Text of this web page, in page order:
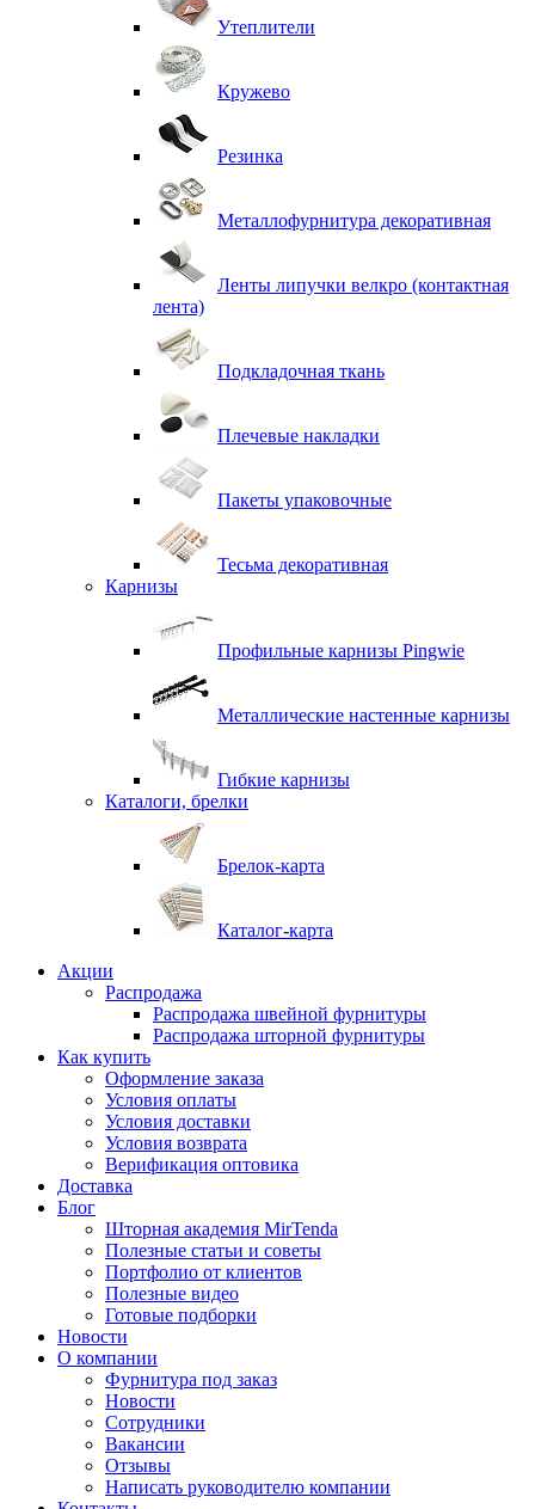
Утеплители
Кружево
Резинка
Металлофурнитура декоративная
Ленты липучки велкро (контактная
лента)
Подкладочная ткань
Плечевые накладки
Пакеты упаковочные
Тесьма декоративная
Карнизы
Профильные карнизы Pingwie
Металлические настенные карнизы
Гибкие карнизы
Каталоги, брелки
Брелок-карта
Каталог-карта
Акции
Распродажа
Распродажа швейной фурнитуры
Распродажа шторной фурнитуры
Как купить
Оформление заказа
Условия оплаты
Условия доставки
Условия возврата
Верификация оптовика
Доставка
Блог
Шторная академия MirTenda
Полезные статьи и советы
Портфолио от клиентов
Полезные видео
Готовые подборки
Новости
О компании
Фурнитура под заказ
Новости
Сотрудники
Вакансии
Отзывы
Написать руководителю компании